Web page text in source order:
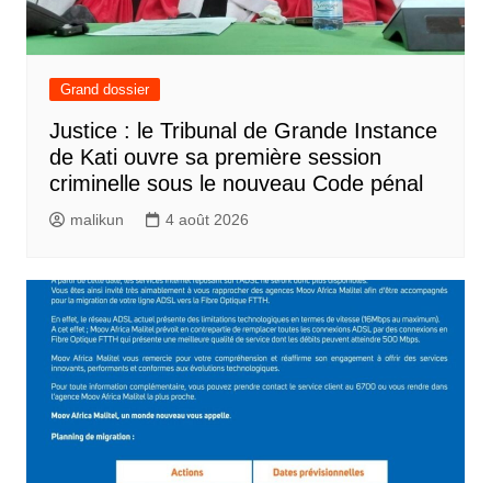
Grand dossier
Justice : le Tribunal de Grande Instance
de Kati ouvre sa première session
criminelle sous le nouveau Code pénal
malikun 4 août 2026